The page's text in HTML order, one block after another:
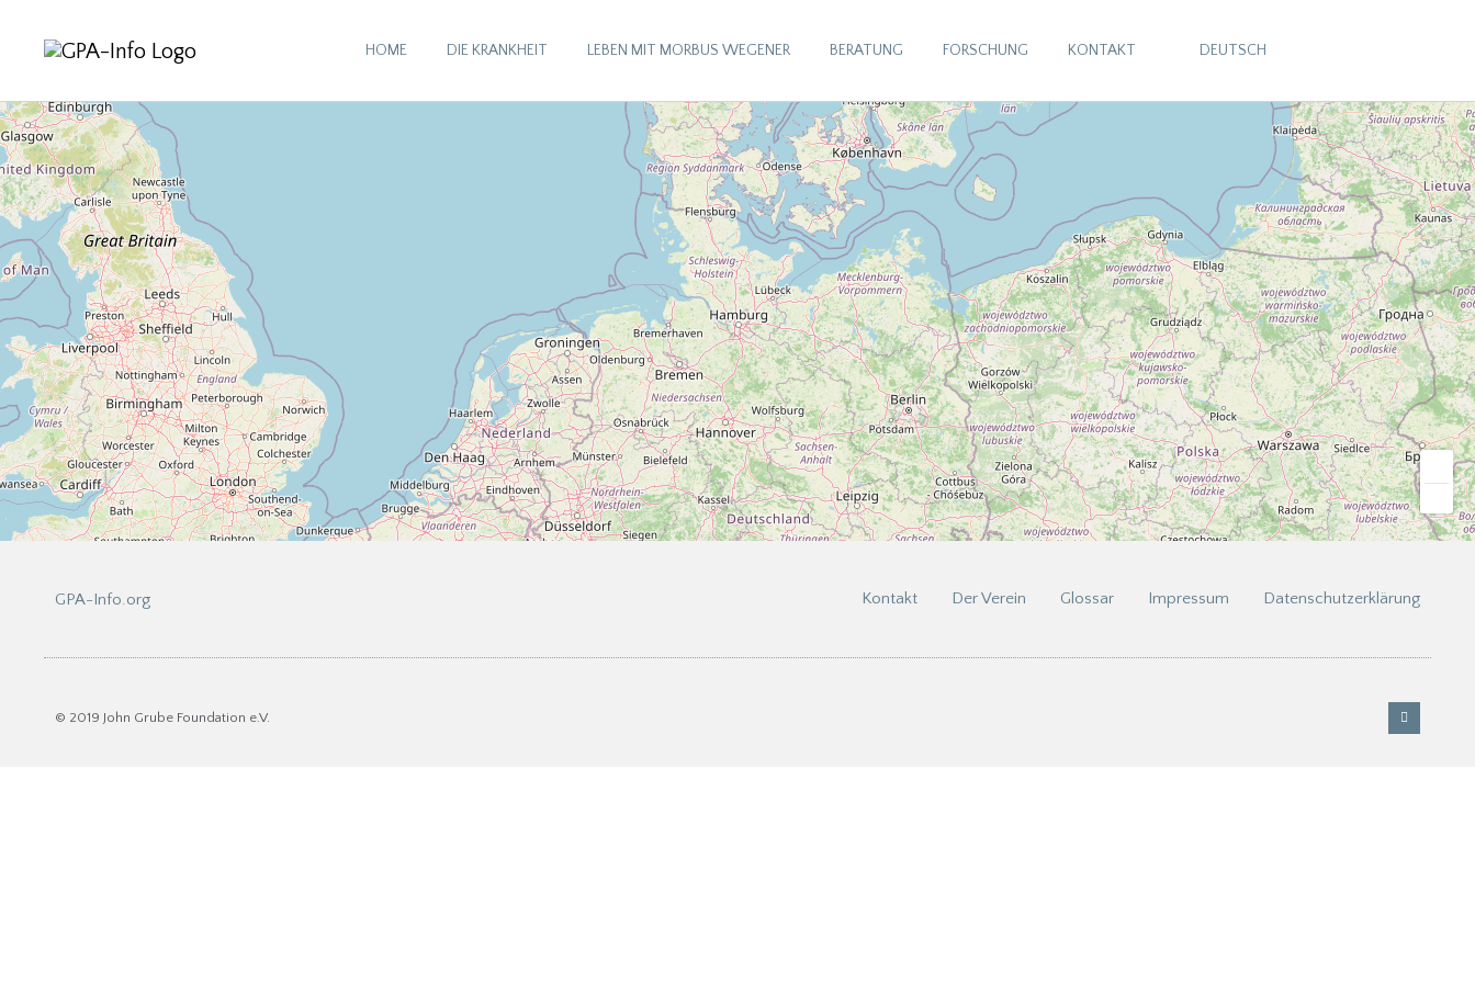
HOME DIE KRANKHEIT LEBEN MIT MORBUS WEGENER BERATUNG FORSCHUNG KONTAKT DEUTSCH
GPA-Info.org Kontakt Der Verein Glossar Impressum Datenschutzerklärung
© 2019 John Grube Foundation e.V.